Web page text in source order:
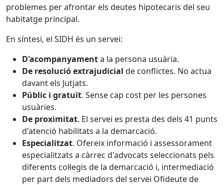
problemes per afrontar els deutes hipotecaris del seu
habitatge principal.
En síntesi, el SIDH és un servei:
D'acompanyamenta la persona usuària.
De resolució extrajudicial de conflictes. No actua
davant els Jutjats.
Públic i gratuït. Sense cap cost per les persones
usuàries.
De proximitat. El servei es presta des dels 41 punts
d'atenció habilitats a la demarcació.
Especialitzat. Ofereix informació i assessorament
especialitzats a càrrec d'advocats seleccionats pels
diferents col·legis de la demarcació i, intermediació
per part dels mediadors del servei Ofideute de